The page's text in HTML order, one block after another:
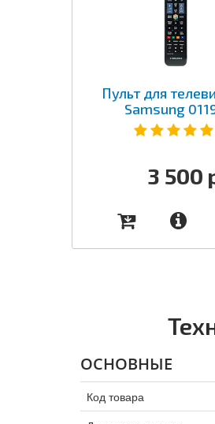
Пульт для
Samsung
3 500
ОСНОВНЫЕ
Код товара